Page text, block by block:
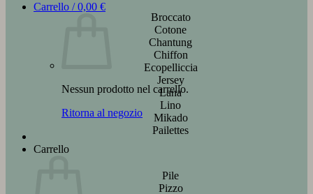
Carrello /0,00 €
Nessun prodotto nel carrello.
Ritorna al negozio
Carrello
Broccato
Cotone
Chantung
Chiffon
Ecopelliccia
Jersey
Lana
Lino
Mikado
Pailettes
Pile
Pizzo